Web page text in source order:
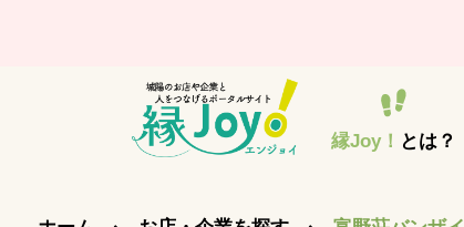
縁Joy！ とは？